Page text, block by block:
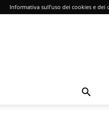
Informativa sull’uso dei cookies e dei